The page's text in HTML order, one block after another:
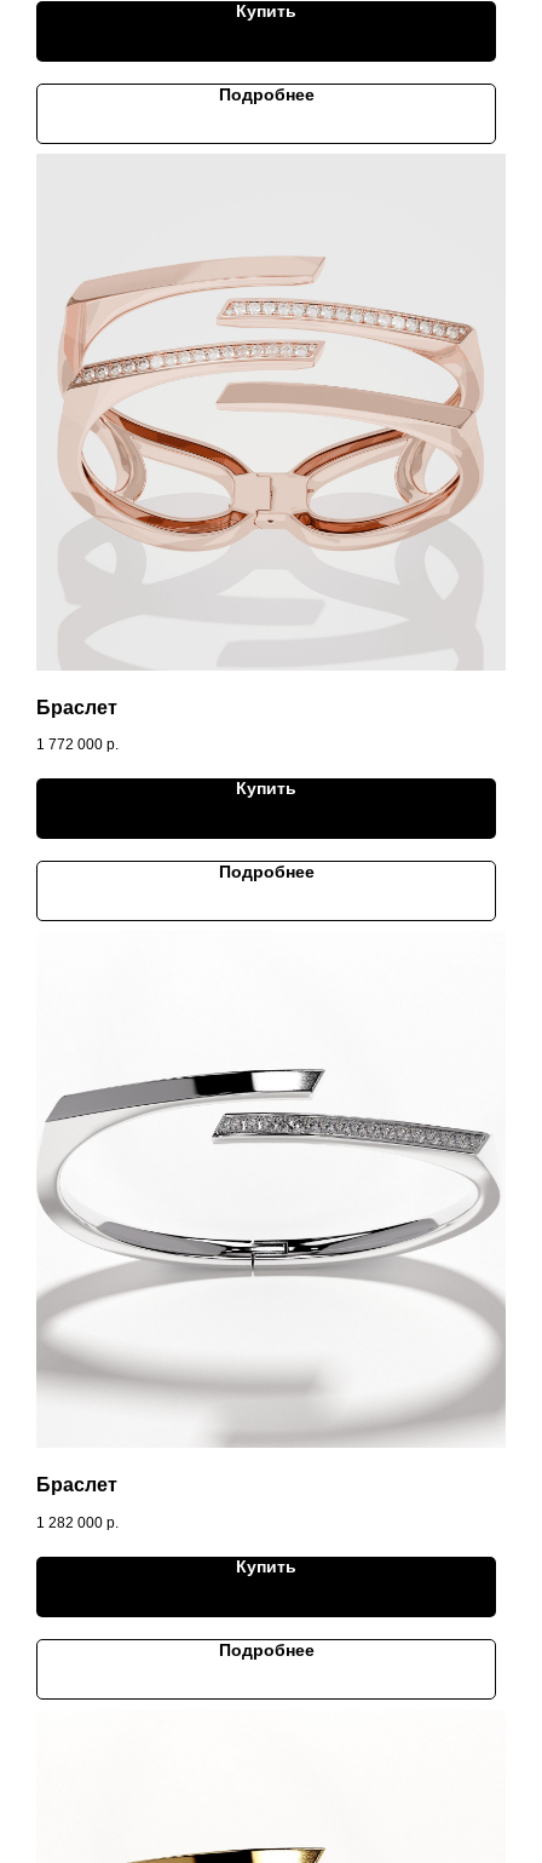
Купить
Подробнее
Браслет
1 772 000 р.
Купить
Подробнее
Браслет
1 282 000 р.
Купить
Подробнее